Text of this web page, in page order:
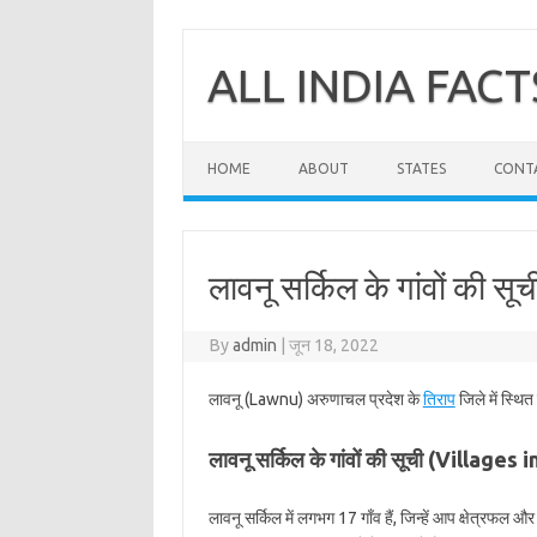
contentALL INDIA
HOME ABOUT STATES
लावनू सर्किल के गांवों की
Byadmin जून 18, 2022
लावनू (Lawnu) अरुणाचल प्रदेश केतिरापजिले में स्थित
लावनू सर्किल के गांवों की सूची (Villages
लावनू सर्किल में लगभग 17 गाँव हैं, जिन्हें आप क्षेत्रफल और